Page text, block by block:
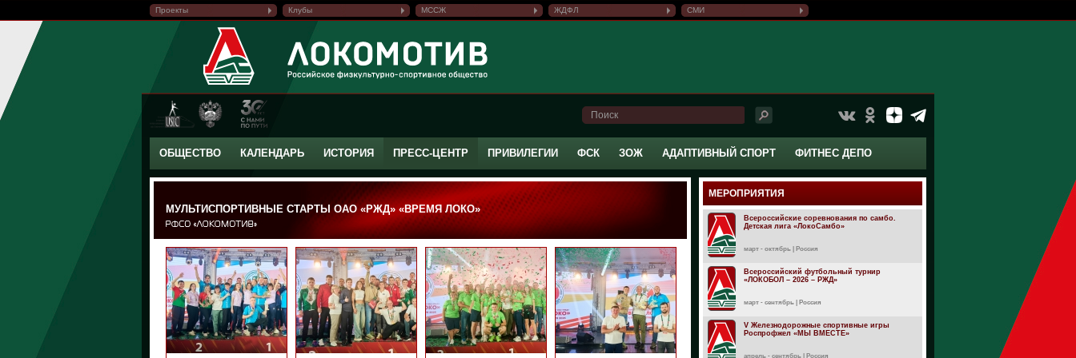
Проекты Клубы МССЖ ЖДФЛ СМИ
ОБЩЕСТВО КАЛЕНДАРЬ ИСТОРИЯ ПРЕСС-ЦЕНТР ПРИВИЛЕГИИ ФСК ЗОЖ АДАПТИВНЫЙ СПОРТ ФИТНЕС ДЕПО
МУЛЬТИСПОРТИВНЫЕ СТАРТЫ ОАО «РЖД» «ВРЕМЯ ЛОКО»
МЕРОПРИЯТИЯ
Всероссийские соревнования по самбо.
Детская лига «ЛокоСамбо»
март - октябрь | Россия
Всероссийский футбольный турнир
«ЛОКОБОЛ – 2026 – РЖД»
март - сентябрь | Россия
V Железнодорожные спортивные игры
Роспрофжел «МЫ ВМЕСТЕ»
апрель - сентябрь | Россия